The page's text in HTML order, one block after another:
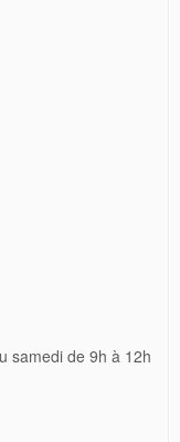
samedi de 9h à 12h